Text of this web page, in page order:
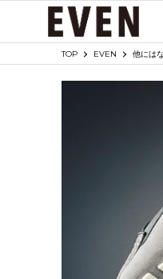
TOP EVEN 他には